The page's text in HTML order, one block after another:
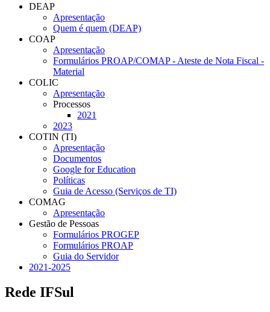
DEAP
Apresentação
Quem é quem (DEAP)
COAP
Apresentação
Formulários PROAP/COMAP - Ateste de Nota Fiscal -
Material
COLIC
Apresentação
Processos
2021
2023
COTIN (TI)
Apresentação
Documentos
Google for Education
Políticas
Guia de Acesso (Serviços de TI)
COMAG
Apresentação
Gestão de Pessoas
Formulários PROGEP
Formulários PROAP
Guia do Servidor
2021-2025
Rede IFSul